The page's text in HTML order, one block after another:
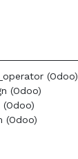
(Odoo)
(Odoo)
(Odoo)